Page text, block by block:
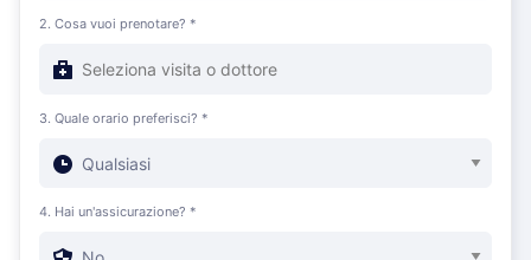
2. Cosa vuoi prenotare? *
3. Quale orario preferisci? *
4. Hai un'assicurazione? *